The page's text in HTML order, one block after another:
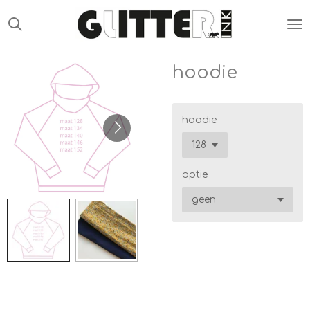
direct
hoofdinhoud
hoodie
hoodie
optie